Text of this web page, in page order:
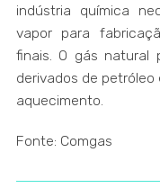
indústria química
vapor para
finais. O gás natural
derivados de
aquecimento.
Fonte: Comgas